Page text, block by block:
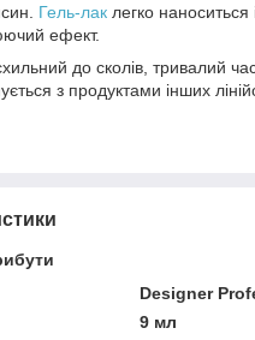
Гель-лак легко наноситься
ефект.
до сколів, тривалий
з продуктами інших
Designer
9 мл